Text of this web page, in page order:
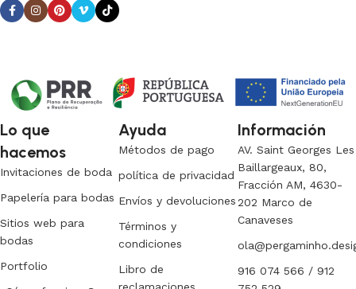
pieza. Nuestro catálogo incluye productos de empresas de
reconocida trayectoria que, tras muchos años de
productos, un excelente funcionamiento, un diseño atractivo,
una larga vida útil y la máxima seguridad.
Lo que
hacemos
Invitaciones de boda
Papelería para bodas
Sitios web para
bodas
Portfolio
Ayuda
Métodos de pago
política de privacidad
Envíos y devoluciones
Términos y
condiciones
Libro de
Información
AV. Saint Georges Les
Baillargeaux, 80,
Fracción AM, 4630-
202 Marco de
Canaveses
916 074 566 / 912